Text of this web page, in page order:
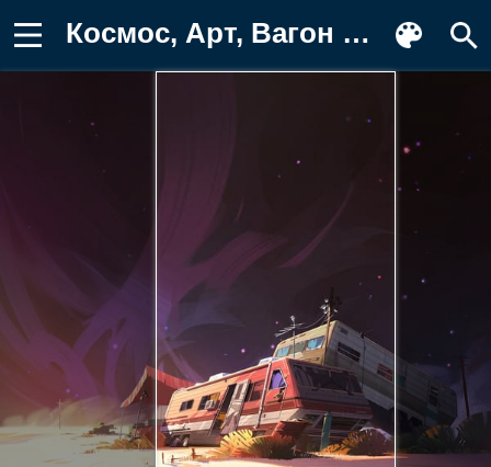
Космос, Арт, Вагон Заставка на телефон